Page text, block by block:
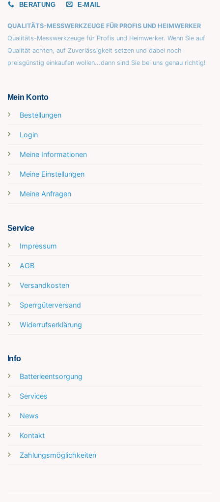
BERATUNG E-MAIL
QUALITÄTS-MESSWERKZEUGE FÜR PROFIS UND HEIMWERKER
Qualitäts-Messwerkzeuge für Profis und Heimwerker. Wenn Sie auf
Qualität achten, auf Zuverlässigkeit setzen und dabei noch
preisgünstig einkaufen wollen...dann sind Sie bei uns genau richtig!
Mein Konto
Bestellungen
Login
Meine Informationen
Meine Einstellungen
Meine Anfragen
Service
Impressum
AGB
Versandkosten
Sperrgüterversand
Widerrufserklärung
Info
Batterieentsorgung
Services
News
Kontakt
Zahlungsmöglichkeiten